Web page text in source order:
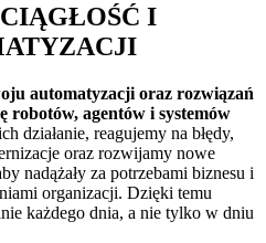
I
automatyzacji oraz rozwiązań
robotów, agentów i systemów
działanie, reagujemy na błędy,
oraz rozwijamy nowe
nadążały za potrzebami biznesu i
organizacji. Dzięki temu
każdego dnia, a nie tylko w dniu